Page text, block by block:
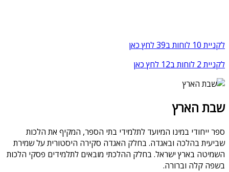
לקניית 10 לוחות ב39 לחץ כאן
לקניית 2 לוחות ב12 לחץ כאן
שבת הארץ
ספר ייחודי במינו המיועד לתלמידי בתי הספר, המקיף את הלכות
שביעית בהלכה ובאגדה. בחלק האגדה סקירה היסטורית על שמירת
השמיטה בארץ ישראל. בחלק ההלכתי מובאים לתלמידים פסקי הלכות
בשפה קלה וברורה.